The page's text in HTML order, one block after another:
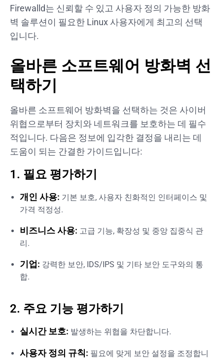
Firewalld는 신뢰할 수 있고 사용자 정의 가능한 방화
벽 솔루션이 필요한 Linux 사용자에게 최고의 선택
입니다.
올바른 소프트웨어 방화벽 선
택하기
올바른 소프트웨어 방화벽을 선택하는 것은 사이버
위협으로부터 장치와 네트워크를 보호하는 데 필수
적입니다. 다음은 정보에 입각한 결정을 내리는 데
도움이 되는 간결한 가이드입니다:
1. 필요 평가하기
개인 사용: 기본 보호, 사용자 친화적인 인터페이스 및
가격 적정성.
비즈니스 사용: 고급 기능, 확장성 및 중앙 집중식 관
리.
기업: 강력한 보안, IDS/IPS 및 기타 보안 도구와의 통
합.
2. 주요 기능 평가하기
실시간 보호: 발생하는 위협을 차단합니다.
사용자 정의 규칙: 필요에 맞게 보안 설정을 조정합니